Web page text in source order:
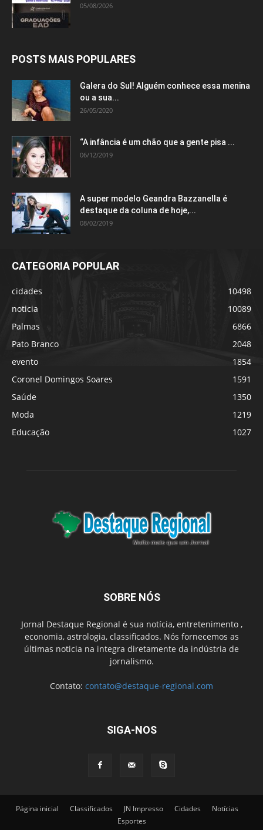
05/08/2026
POSTS MAIS POPULARES
Galera do Sul! Alguém conhece essa menina
ou a sua...
26/05/2020
“A infância é um chão que a gente pisa ...
06/12/2019
A super modelo Geandra Bazzanella é
destaque da coluna de hoje,...
08/02/2019
CATEGORIA POPULAR
cidades
10498
noticia
10089
Palmas
6866
Pato Branco
2048
evento
1854
Coronel Domingos Soares
1591
Saúde
1350
Moda
1219
Educação
1027
SOBRE NÓS
Jornal Destaque Regional é sua notícia, entretenimento ,
economia, astrologia, classificados. Nós fornecemos as
últimas noticia na integra diretamente da indústria de
jornalismo.
Contato: contato@destaque-regional.com
SIGA-NOS
Página inicial Classificados JN Impresso Cidades
Notícias
Esportes